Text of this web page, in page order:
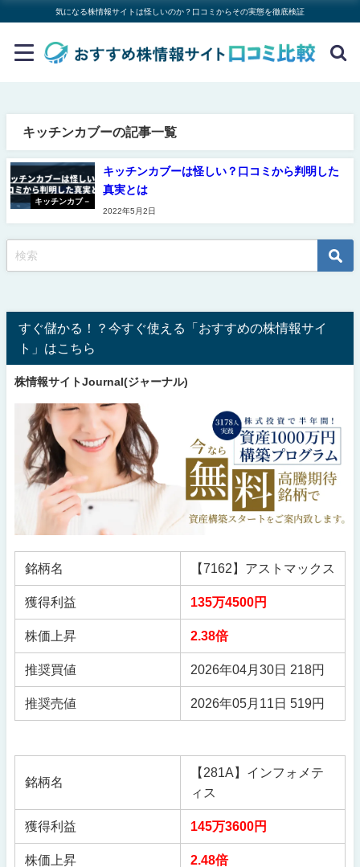
気になる株情報サイトは怪しいのか？口コミからその実態を徹底検証
キッチンカブーの記事一覧
キッチンカブ－
キッチンカブーは怪しい？口コミから判明した
真実とは
2022年5月2日
すぐ儲かる！？今すぐ使える「おすすめの株情報サイ
ト」はこちら
株情報サイトJournal(ジャーナル)
銘柄名 【7162】アストマックス
獲得利益 135万4500円
株価上昇 2.38倍
推奨買値 2026年04月30日 218円
推奨売値 2026年05月11日 519円
銘柄名
【281A】インフォメテ
ィス
獲得利益 145万3600円
株価上昇 2.48倍